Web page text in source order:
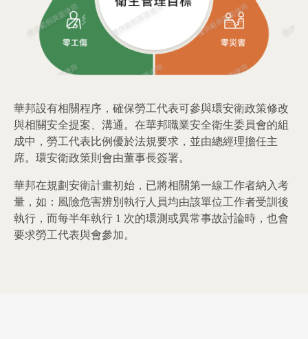
華邦設有相關程序，確保勞工代表可參與環安衛政策修改
與相關安全提案、溝通。在華邦職業安全衛生委員會的組
成中，勞工代表比例優於法規要求，並由總經理擔任主
席。環安衛政策則會由董事長簽署。
華邦在規劃安衛計畫初始，已將相關第一線工作者納入考
量，如：風險危害辨別執行人員均由該單位工作者受訓後
執行，而每半年執行 1 次的環測或異常事故討論時，也會
要求勞工代表與會參加。